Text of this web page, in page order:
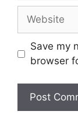
Website
Save my
browser